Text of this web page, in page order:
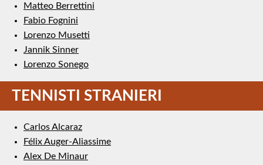
Matteo Berrettini
Fabio Fognini
Lorenzo Musetti
Jannik Sinner
Lorenzo Sonego
TENNISTI STRANIERI
Carlos Alcaraz
Félix Auger-Aliassime
Alex De Minaur